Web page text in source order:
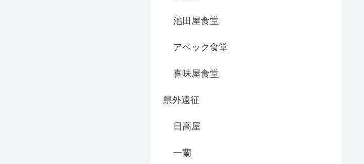
池田屋食堂
アベック食堂
喜味屋食堂
県外遠征
日高屋
一蘭